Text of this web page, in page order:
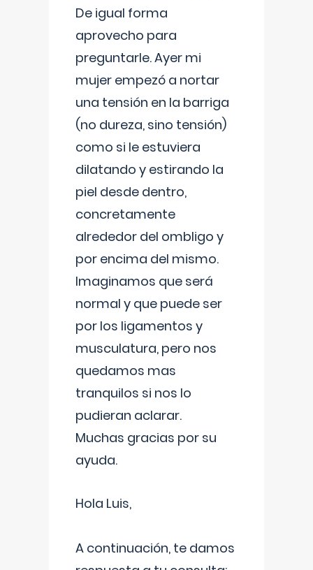
De igual forma
aprovecho para
preguntarle. Ayer mi
mujer empezó a nortar
una tensión en la barriga
(no dureza, sino tensión)
como si le estuviera
dilatando y estirando la
piel desde dentro,
concretamente
alrededor del ombligo y
por encima del mismo.
Imaginamos que será
normal y que puede ser
por los ligamentos y
musculatura, pero nos
quedamos mas
tranquilos si nos lo
pudieran aclarar.
Muchas gracias por su
ayuda.
Hola Luis,
A continuación, te damos